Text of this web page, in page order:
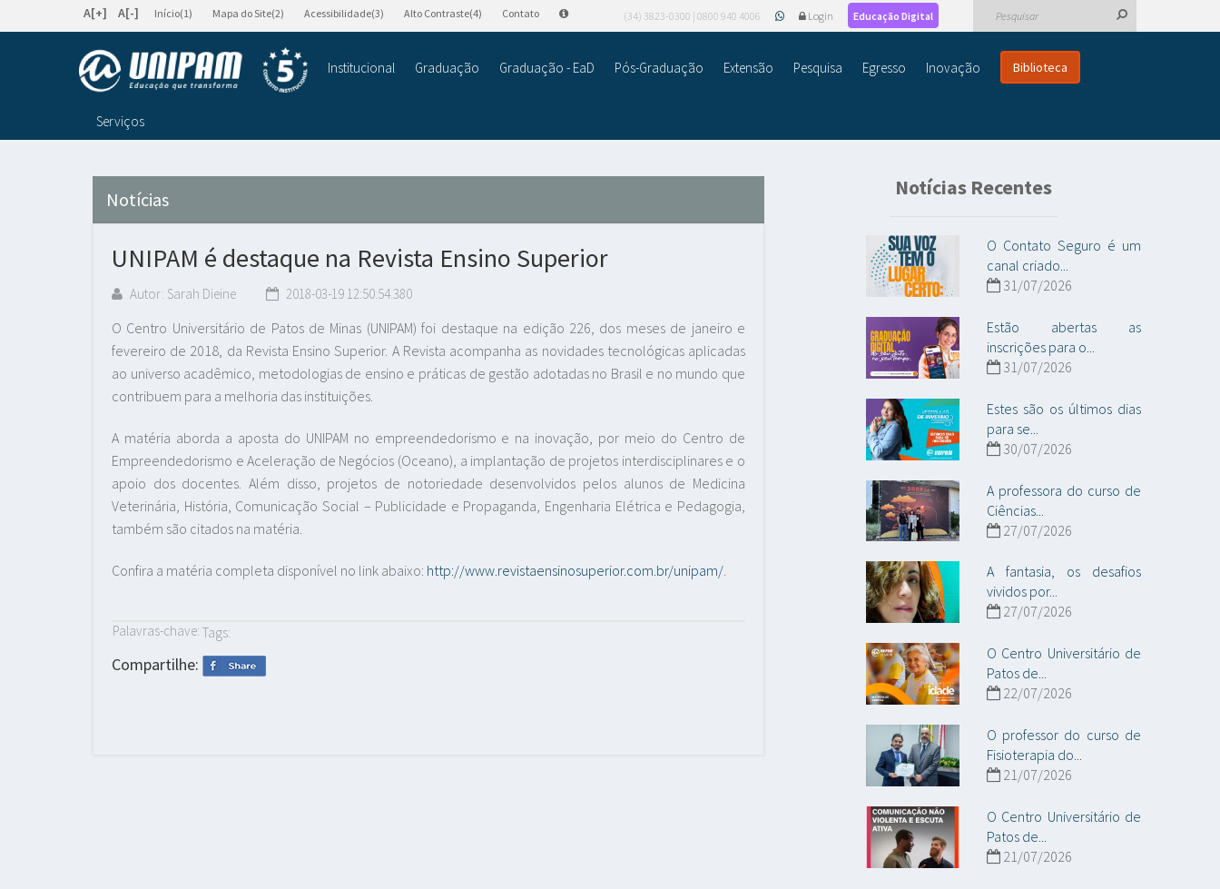
A[+] A[-] Início(1) Mapa do Site(2) Acessibilidade(3) Alto Contraste(4) Contato (34) 3823-0300 | 0800 940 4006 Login Educação Digital
Institucional Graduação Graduação - EaD Pós-Graduação Extensão Pesquisa Egresso Inovação Biblioteca
Serviços
Notícias
UNIPAM é destaque na Revista Ensino Superior
Autor: Sarah Dieine 2018-03-19 12:50:54.380
O Centro Universitário de Patos de Minas (UNIPAM) foi destaque na edição 226, dos meses de janeiro e
fevereiro de 2018, da Revista Ensino Superior. A Revista acompanha as novidades tecnológicas aplicadas
ao universo acadêmico, metodologias de ensino e práticas de gestão adotadas no Brasil e no mundo que
contribuem para a melhoria das instituições.
A matéria aborda a aposta do UNIPAM no empreendedorismo e na inovação, por meio do Centro de
Empreendedorismo e Aceleração de Negócios (Oceano), a implantação de projetos interdisciplinares e o
apoio dos docentes. Além disso, projetos de notoriedade desenvolvidos pelos alunos de Medicina
Veterinária, História, Comunicação Social – Publicidade e Propaganda, Engenharia Elétrica e Pedagogia,
também são citados na matéria.
Confira a matéria completa disponível no link abaixo: http://www.revistaensinosuperior.com.br/unipam/
Palavras-chave: Tags:
Compartilhe:
Notícias Recentes
O Contato Seguro é um
canal criado...
31/07/2026
Estão abertas as
inscrições para o...
31/07/2026
Estes são os últimos dias
para se...
30/07/2026
A professora do curso de
Ciências...
27/07/2026
A fantasia, os desafios
vividos por...
27/07/2026
O Centro Universitário de
Patos de...
22/07/2026
O professor do curso de
Fisioterapia do...
21/07/2026
O Centro Universitário de
Patos de...
21/07/2026